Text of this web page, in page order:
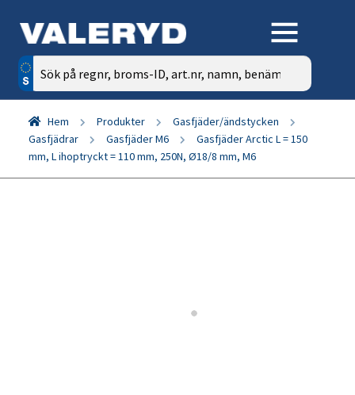
Sök
efter:
Hem Produkter
Gasfjäder/ändstycken
Gasfjädrar
Gasfjäder M6
Gasfjäder Arctic L = 150
mm, L ihoptryckt = 110 mm, 250N, Ø18/8 mm, M6